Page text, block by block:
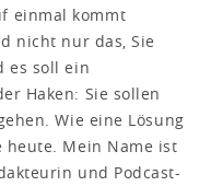
einmal kommt
nicht nur das, Sie
es soll ein
Haken: Sie sollen
Wie eine Lösung
heute. Mein Name ist
und Podcast-